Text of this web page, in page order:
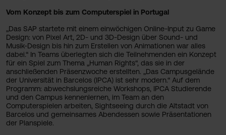
Vom Konzept bis zum Computerspiel in Portugal
„Das SAP startete mit einem einwöchigen Online-Input zu Game
Design: von Pixel Art, 2D- und 3D-Design über Sound- und
Musik-Design bis hin zum Erstellen von Animationen war alles
dabei.“ In Teams überlegten sich die Teilnehmenden ein Konzept
für ein Spiel zum Thema „Human Rights“, das sie in der
anschließenden Präsenzwoche erstellten. „Das Campusgelände
der Universität in Barcelos (IPCA) ist sehr modern.“ Auf dem
Programm: abwechslungsreiche Workshops, IPCA Studierende
und den Campus kennenlernen, im Team an den
Computerspielen arbeiten, Sightseeing durch die Altstadt von
Barcelos und gemeinsames Abendessen sowie Präsentationen
der Planspiele.